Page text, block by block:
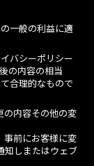
一般の利益に適
バシーポリシー
の内容の相当
合理的なもので
の内容その他の変
事前にお客様に変
知しまたはウェブ